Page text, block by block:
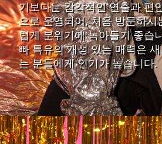
기보다는 감각적인 연출과 편
으로 운영되어, 처음 방문하시
럽게 분위기에 녹아들기 좋습
빠 특유의 개성 있는 매력은
는 분들에게 인기가 높습니다.